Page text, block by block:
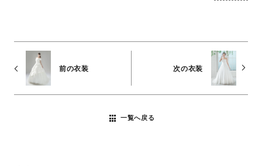
前の衣装 次の衣装
一覧へ戻る